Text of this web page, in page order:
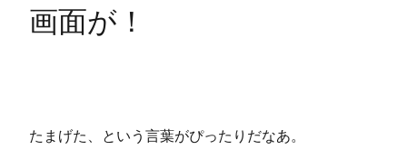
画面が！
たまげた、という言葉がぴったりだなあ。